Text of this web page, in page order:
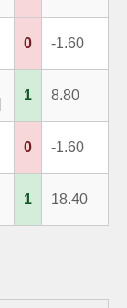
0 -1.60
1 8.80
0 -1.60
1 18.40